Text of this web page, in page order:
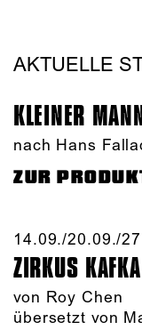
AKTUELLE
KLEINER
nach Hans
ZUR
14.09./​20.09./​
ZIRKUS
von Roy Chen
übersetzt von